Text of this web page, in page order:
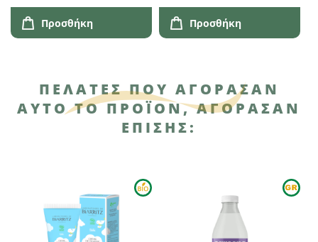
Προσθήκη Προσθήκη
ΠΕΛΆΤΕΣ ΠΟΥ ΑΓΌΡΑΣΑΝ
ΑΥΤΌ ΤΟ ΠΡΟΪΌΝ, ΑΓΌΡΑΣΑΝ
ΕΠΊΣΗΣ: